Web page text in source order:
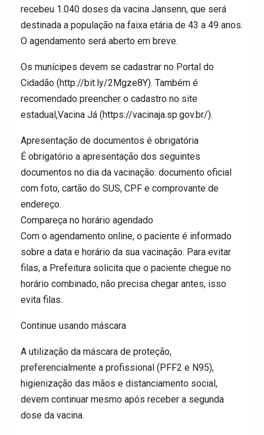
recebeu 1.040 doses da vacina Jansenn, que será
destinada a população na faixa etária de 43 a 49 anos.
O agendamento será aberto em breve.
Os munícipes devem se cadastrar no Portal do
Cidadão (http://bit.ly/2Mgze8Y). Também é
recomendado preencher o cadastro no site
estadual,Vacina Já (https://vacinaja.sp.gov.br/).
Apresentação de documentos é obrigatória
É obrigatório a apresentação dos seguintes
documentos no dia da vacinação: documento oficial
com foto, cartão do SUS, CPF e comprovante de
endereço.
Compareça no horário agendado
Com o agendamento online, o paciente é informado
sobre a data e horário da sua vacinação. Para evitar
filas, a Prefeitura solicita que o paciente chegue no
horário combinado, não precisa chegar antes, isso
evita filas.
Continue usando máscara
A utilização da máscara de proteção,
preferencialmente a profissional (PFF2 e N95),
higienização das mãos e distanciamento social,
devem continuar mesmo após receber a segunda
dose da vacina.